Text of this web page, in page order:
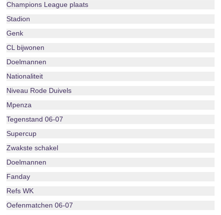
Champions League plaats
Stadion
Genk
CL bijwonen
Doelmannen
Nationaliteit
Niveau Rode Duivels
Mpenza
Tegenstand 06-07
Supercup
Zwakste schakel
Doelmannen
Fanday
Refs WK
Oefenmatchen 06-07